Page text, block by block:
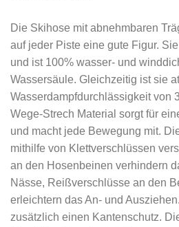
Die Skihose mit abnehmbaren
auf jeder Piste eine gute Figur.
und ist 100% wasser- und
Wassersäule. Gleichzeitig ist sie
Wasserdampfdurchlässigkeit von
Wege-Strech Material sorgt für
und macht jede Bewegung mit.
mithilfe von Klettverschlüssen
an den Hosenbeinen verhindern
Nässe, Reißverschlüsse an den
erleichtern das An- und
zusätzlich einen Kantenschutz.